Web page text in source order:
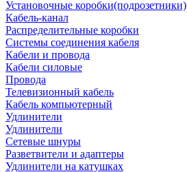
Установочные коробки(подрозетники)
Кабель-канал
Распределительные коробки
Системы соединения кабеля
Кабели и провода
Кабели силовые
Провода
Телевизионный кабель
Кабель компьютерный
Удлинители
Удлинители
Сетевые шнуры
Разветвители и адаптеры
Удлинители на катушках